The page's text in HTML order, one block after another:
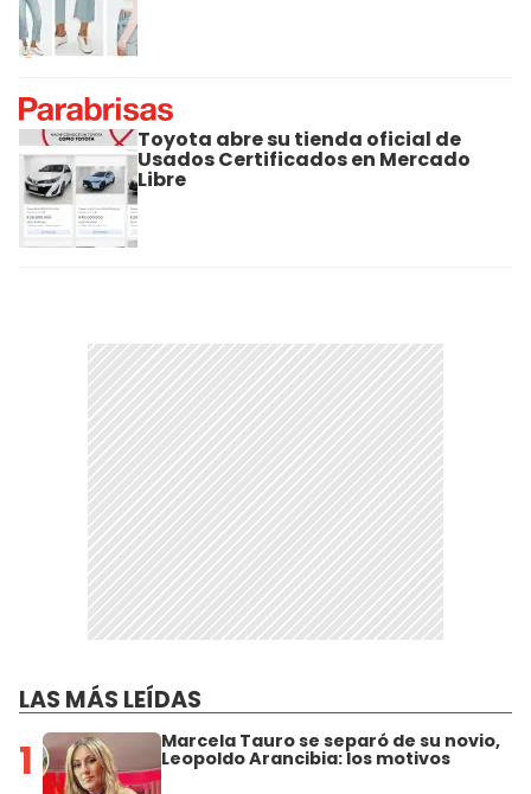
Toyota abre su tienda oficial de
Usados Certificados en Mercado
Libre
LAS MÁS LEÍDAS
1 Marcela Tauro se separó de su novio,
Leopoldo Arancibia: los motivos